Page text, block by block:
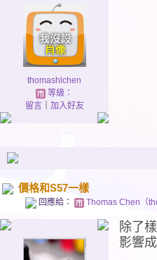
thomashlchen
等級：
留言｜ 加入好友
價格和S57一樣
回應給： Thomas Chen（
除了
影響